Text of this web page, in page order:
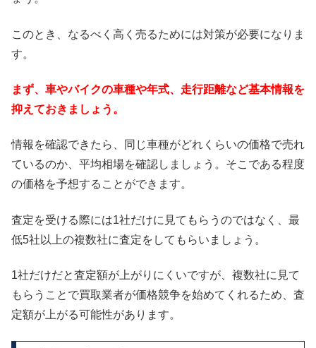
このとき、なるべく高く売るためには対策が必要になりま
す。
まず、車やバイクの車種や年式、走行距離など基本情報を
抑えておきましょう。
情報を確認できたら、同じ車種がどれくらいの価格で売れ
ているのか、平均相場を確認しましょう。そこである程度
の価格を予想することができます。
査定を受ける際には1社だけに見てもらうのではなく、最
低5社以上の複数社に査定をしてもらいましょう。
1社だけだと査定額が上がりにくいですが、複数社に見て
もらうことで買取業者が価格競争を始めてくれるため、査
定額が上がる可能性があります。